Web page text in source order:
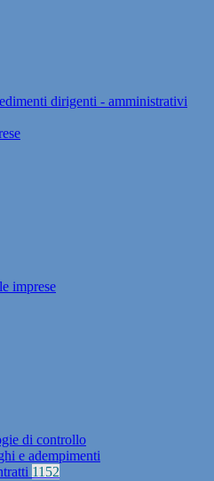
dirigenti - amministrativi
imprese
di controllo
e adempimenti
1152